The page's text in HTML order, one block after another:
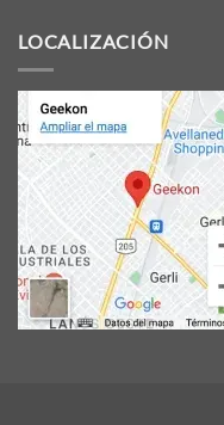
LOCALIZACIÓN